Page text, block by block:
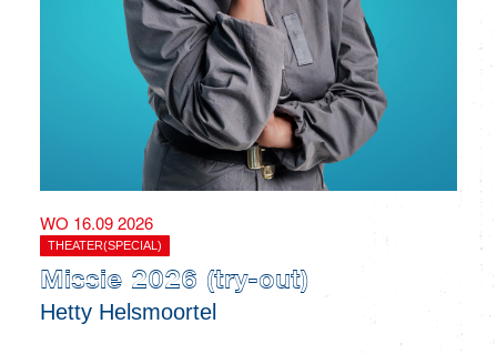
WO 16.09 2026
THEATER(SPECIAL)
Missie 2026 (try-out)
Hetty Helsmoortel